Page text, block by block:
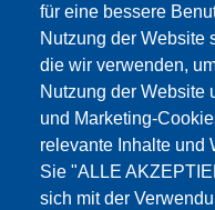
für eine bessere
Nutzung der Website
die wir verwenden,
Nutzung der Website
und Marketing-
relevante Inhalte und
Sie "ALLE
sich mit der
Dieser Inhalt ist
Cookies
NUR DIE